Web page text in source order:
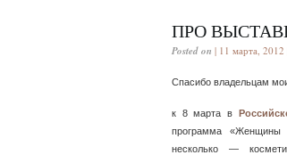
ПРО
Posted on | 11 марта, 2012
Спасибо владельцам
к 8 марта в
программа «Женщины
несколько —